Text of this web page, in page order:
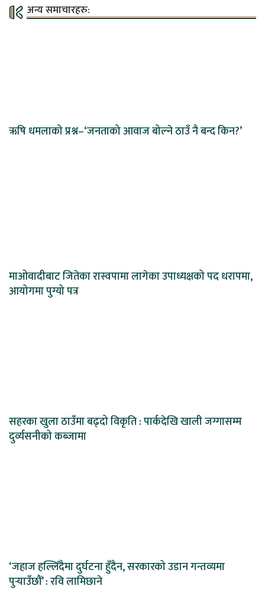
अन्य समाचारहरु:
ऋषि धमलाको प्रश्न–‘जनताको आवाज बोल्ने ठाउँ नै बन्द किन?’
माओवादीबाट जितेका रास्वपामा लागेका उपाध्यक्षको पद धरापमा,
आयोगमा पुग्यो पत्र
सहरका खुला ठाउँमा बढ्दो विकृति : पार्कदेखि खाली जग्गासम्म
दुर्व्यसनीको कब्जामा
‘जहाज हल्लिँदैमा दुर्घटना हुँदैन, सरकारको उडान गन्तव्यमा
पुर्‍याउँछौं’ : रवि लामिछाने